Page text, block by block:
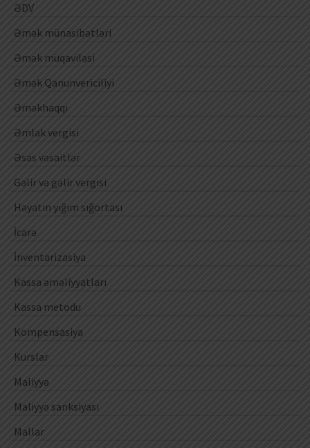
ƏDV
Əmək münasibətləri
Əmək müqaviləsi
Əmək Qanunvericiliyi
Əməkhaqqı
Əmlak vergisi
Əsas vəsaitlər
Gəlir və gəlir vergisi
Həyatın yığım sığortası
İcarə
İnventarizasiya
Kassa əməliyyatları
Kassa metodu
Kompensasiya
Kurslar
Maliyyə
Maliyyə sanksiyası
Mallar